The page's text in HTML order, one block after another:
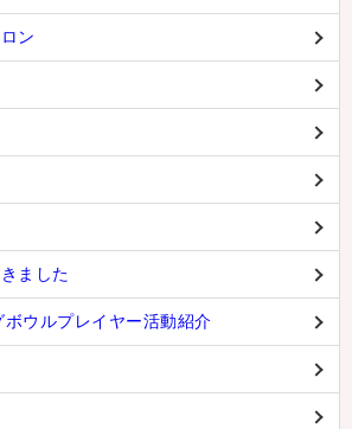
ン
ました
ウルプレイヤー活動紹介